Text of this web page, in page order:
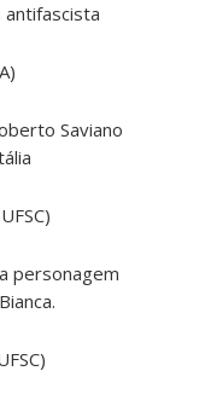
antifascista
Saviano
personagem